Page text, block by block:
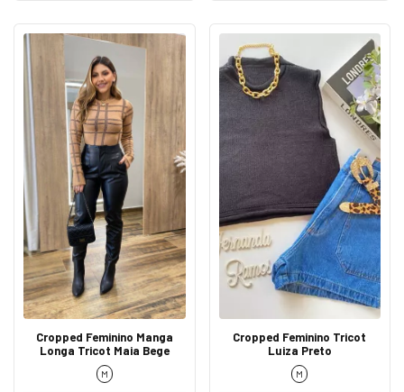
Cropped Feminino Manga
Longa Tricot Maia Bege
M
Cropped Feminino Tricot
Luiza Preto
M